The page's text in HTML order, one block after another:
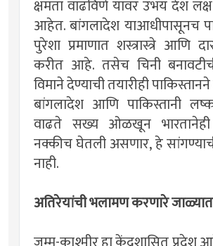
क्षमता वाढविणे यावर उभय देश
आहेत. बांगलादेश याआधीपासूनच
पुरेशा प्रमाणात शस्त्रास्त्रे आणि
करीत आहे. तसेच चिनी
विमाने देण्याची तयारीही
बांगलादेश आणि पाकिस्तानी
वाढते सख्य ओळखून भारतानेही
नक्कीच घेतली असणार, हे
नाही.
अतिरेयांची भलामण करणारे जाळ्यात